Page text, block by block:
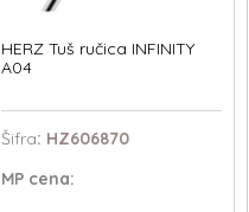
HERZ Tuš ručica INFINITY
A04
Šifra: HZ606870
MPcena: